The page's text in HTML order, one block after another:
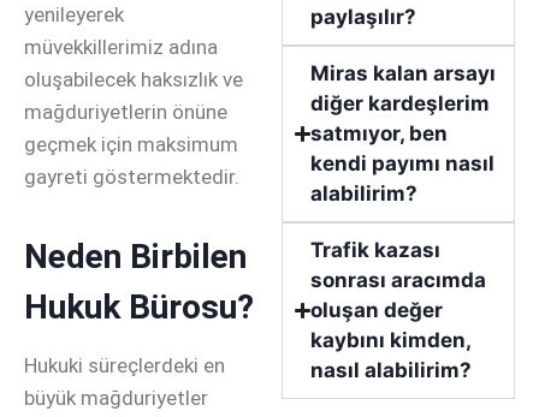
yenileyerek
müvekkillerimiz adına
oluşabilecek haksızlık ve
mağduriyetlerin önüne
geçmek için maksimum
gayreti göstermektedir.
Neden Birbilen
Hukuk Bürosu?
Hukuki süreçlerdeki en
büyük mağduriyetler
paylaşılır?
Miras kalan arsayı
diğer kardeşlerim
satmıyor, ben
kendi payımı nasıl
alabilirim?
Trafik kazası
sonrası aracımda
oluşan değer
kaybını kimden,
nasıl alabilirim?